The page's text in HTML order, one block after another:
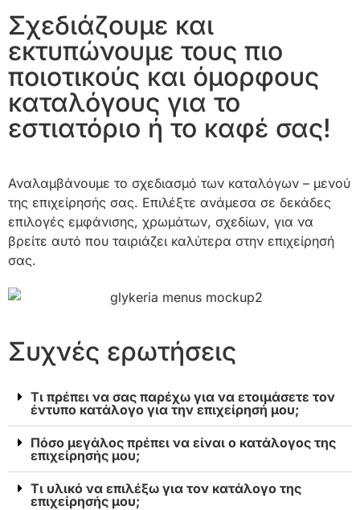
Σχεδιάζουμε και
εκτυπώνουμε τους πιο
ποιοτικούς και όμορφους
καταλόγους για το
εστιατόριο ή το καφέ σας!
Αναλαμβάνουμε το σχεδιασμό των καταλόγων – μενού
της επιχείρησής σας. Επιλέξτε ανάμεσα σε δεκάδες
επιλογές εμφάνισης, χρωμάτων, σχεδίων, για να
βρείτε αυτό που ταιριάζει καλύτερα στην επιχείρησή
σας.
Συχνές ερωτήσεις
Τι πρέπει να σας παρέχω για να ετοιμάσετε τον
έντυπο κατάλογο για την επιχείρησή μου;
Πόσο μεγάλος πρέπει να είναι ο κατάλογος της
επιχείρησής μου;
Τι υλικό να επιλέξω για τον κατάλογο της
επιχείρησής μου;